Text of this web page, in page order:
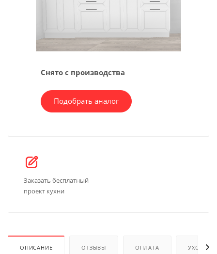
Снято с производства
Подобрать аналог
Заказать бесплатный
проект кухни
ОПИСАНИЕ ОТЗЫВЫ ОПЛАТА УХОД И